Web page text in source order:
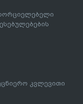
კვლევითი